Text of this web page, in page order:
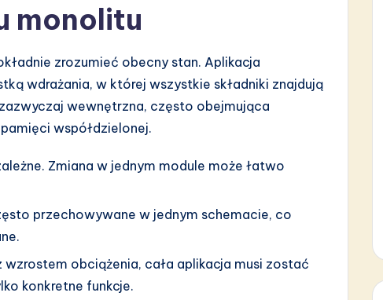
monolitu
zrozumieć obecny stan. Aplikacja
wdrażania, w której wszystkie składniki znajdują
wewnętrzna, często obejmująca
współdzielonej.
Zmiana w jednym module może łatwo
przechowywane w jednym schemacie, co
wzrostem obciążenia, cała aplikacja musi zostać
konkretne funkcje.